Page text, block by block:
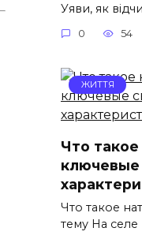
Уяви, як
0 54
ЖИТТЯ
Что такое
ключевые
Что такое
тему На селе